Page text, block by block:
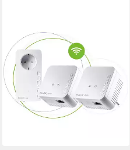
Powerline WLAN Network Kit
8574 Reichweitenverstärker
ab 168,20 €
15,36 €
mtl. in 12 Raten
lieferbar - in 2-3 Werktagen bei dir